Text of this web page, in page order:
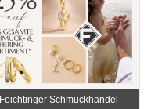
Feichtinger Schmuckhandel